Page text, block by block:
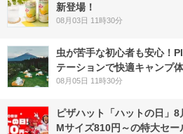
新登場！
08月03日 11時30分
虫が苦手な初心者も安心！
テーションで快適キャンプ
08月05日 11時30分
ピザハット「ハットの日」8
Mサイズ810円～の特大セー